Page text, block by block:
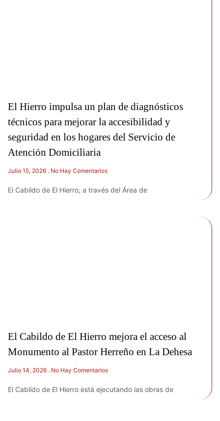
El Hierro impulsa un plan de diagnósticos
técnicos para mejorar la accesibilidad y
seguridad en los hogares del Servicio de
Atención Domiciliaria
Julio 15, 2026 No Hay Comentarios
El Cabildo de El Hierro, a través del Área de
El Cabildo de El Hierro mejora el acceso al
Monumento al Pastor Herreño en La Dehesa
Julio 14, 2026 No Hay Comentarios
El Cabildo de El Hierro está ejecutando las obras de